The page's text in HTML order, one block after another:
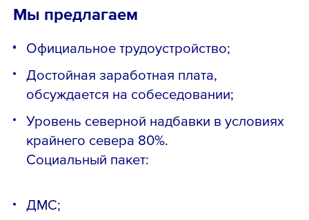
Мы предлагаем
Официальное трудоустройство;
Достойная заработная плата,
обсуждается на собеседовании;
Уровень северной надбавки в условиях
крайнего севера 80%.
Социальный пакет:
ДМС;